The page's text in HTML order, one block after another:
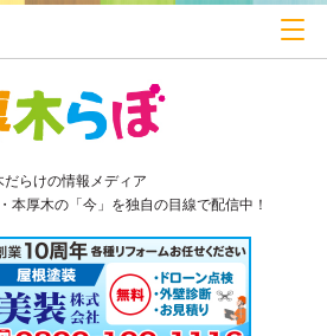
だらけの情報メディア
本厚木の「今」を独自の目線で配信中！